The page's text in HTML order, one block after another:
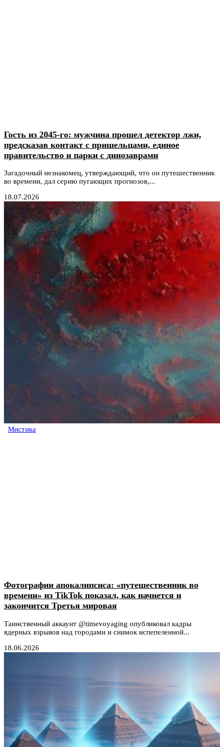
Гость из 2045-го: мужчина прошел детектор лжи,
предсказав контакт с пришельцами, единое
правительство и парки с динозаврами
Загадочный незнакомец, утверждающий, что он путешественник
во времени, дал серию пугающих прогнозов,...
18.07.2026
Мистика
Фотографии апокалипсиса: «путешественник во
времени» из TikTok показал, как начнется и
закончится Третья мировая
Таинственный аккаунт @timevoyaging опубликовал кадры
ядерных взрывов над городами и снимок испепеленной...
18.06.2026